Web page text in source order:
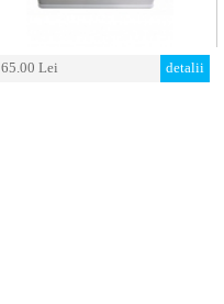
65.00 Lei detalii